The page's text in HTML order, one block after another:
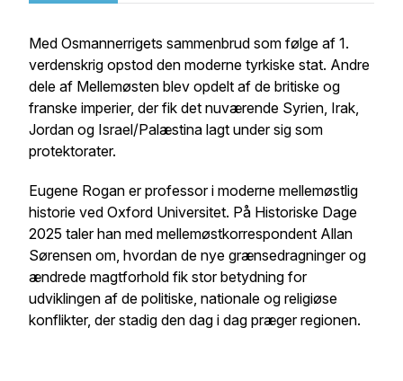
Med Osmannerrigets sammenbrud som følge af 1.
verdenskrig opstod den moderne tyrkiske stat. Andre
dele af Mellemøsten blev opdelt af de britiske og
franske imperier, der fik det nuværende Syrien, Irak,
Jordan og Israel/Palæstina lagt under sig som
protektorater.
Eugene Rogan er professor i moderne mellemøstlig
historie ved Oxford Universitet. På Historiske Dage
2025 taler han med mellemøstkorrespondent Allan
Sørensen om, hvordan de nye grænsedragninger og
ændrede magtforhold fik stor betydning for
udviklingen af de politiske, nationale og religiøse
konflikter, der stadig den dag i dag præger regionen.